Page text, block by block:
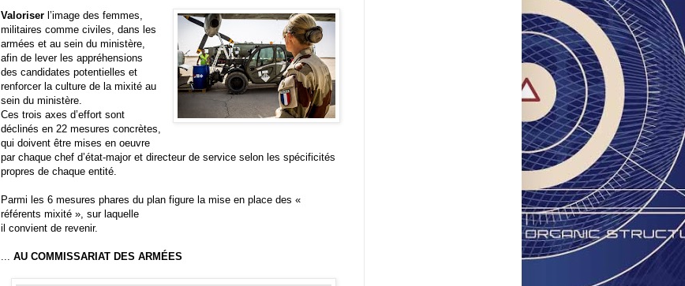
Valoriser l’image des femmes,
militaires comme civiles, dans les
armées et au sein du ministère,
afin de lever les appréhensions
des candidates potentielles et
renforcer la culture de la mixité au
sein du ministère.
Ces trois axes d’effort sont
déclinés en 22 mesures concrètes,
qui doivent être mises en oeuvre
par chaque chef d’état-major et directeur de service selon les spécificités
propres de chaque entité.
Parmi les 6 mesures phares du plan figure la mise en place des «
référents mixité », sur laquelle
il convient de revenir.
AU COMMISSARIAT DES ARMÉES